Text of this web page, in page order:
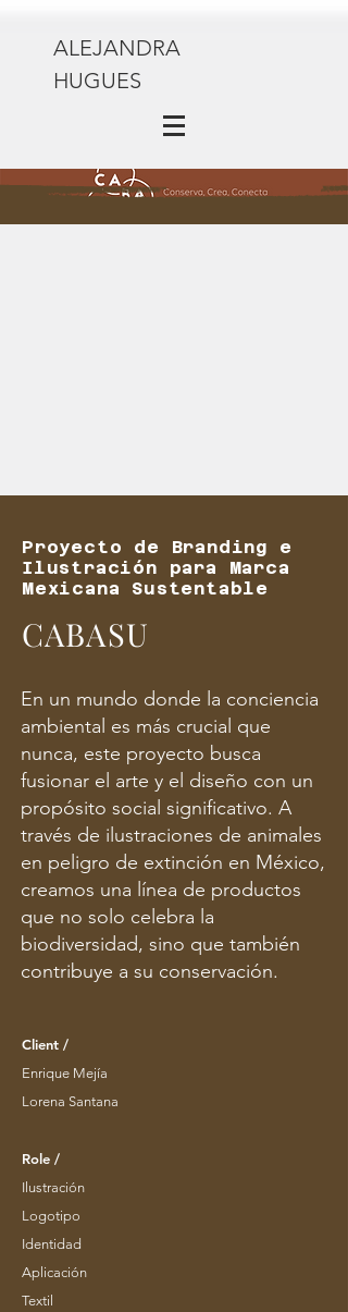
ALEJANDRA
HUGUES
Proyecto de Branding e
Ilustración para Marca
Mexicana Sustentable
CABASU
En un mundo donde la conciencia
ambiental es más crucial que
nunca, este proyecto busca
fusionar el arte y el diseño con un
propósito social significativo. A
través de ilustraciones de animales
en peligro de extinción en México,
creamos una línea de productos
que no solo celebra la
biodiversidad, sino que también
contribuye a su conservación.
Client /
Enrique Mejía
Lorena Santana
Role /
Ilustración
Logotipo
Identidad
Aplicación
Textil